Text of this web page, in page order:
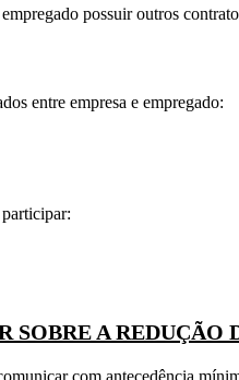
possuir outros
entre empresa e empregado:
SOBRE A
com antecedência